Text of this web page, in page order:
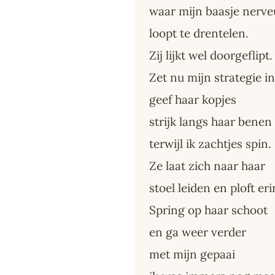
waar mijn baasje
loopt te drentelen.
Zij lijkt wel doorgeflipt.
Zet nu mijn strategie in
geef haar kopjes
strijk langs haar benen
terwijl ik zachtjes spin.
Ze laat zich naar haar
stoel leiden en ploft
Spring op haar schoot
en ga weer verder
met mijn gepaai